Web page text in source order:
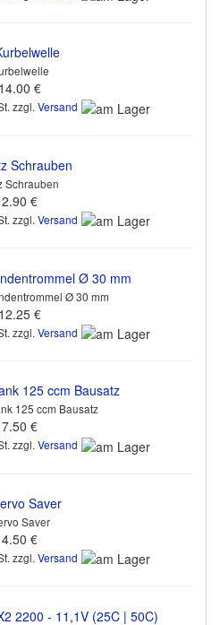
14.00 €
zzgl. Versand
Schrauben
2.90 €
zzgl. Versand
Ø 30 mm
12.25 €
zzgl. Versand
125 ccm Bausatz
7.50 €
zzgl. Versand
Saver
4.50 €
zzgl. Versand